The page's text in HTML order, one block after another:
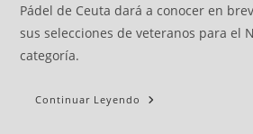
Pádel de Ceuta dará a conocer en
sus selecciones de veteranos para el
categoría.
Continuar Leyendo